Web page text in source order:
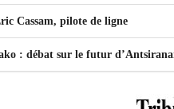
Cassam, pilote de ligne
: débat sur le futur